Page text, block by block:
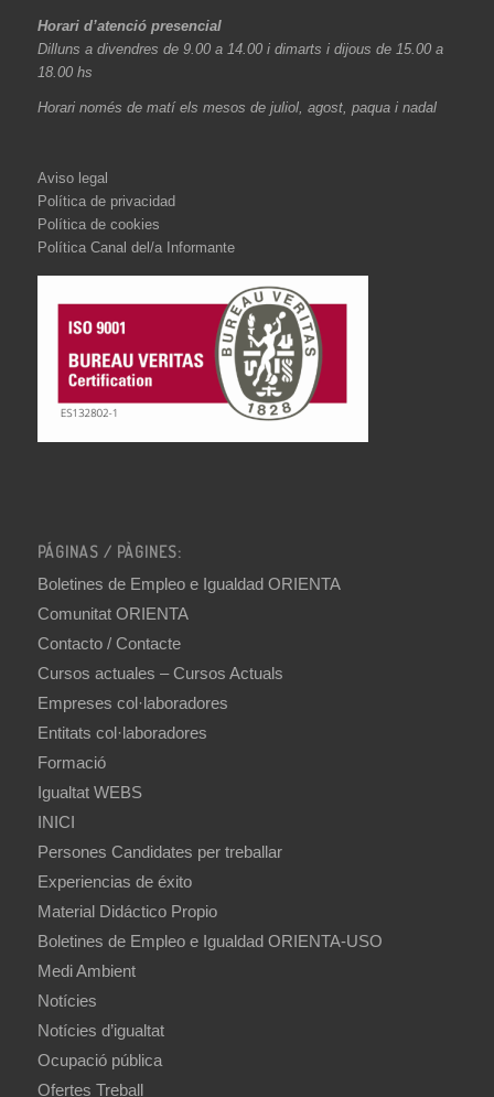
Horari d’atenció presencial
Dilluns a divendres de 9.00 a 14.00 i dimarts i dijous de 15.00 a
18.00 hs
Horari només de matí els mesos de juliol, agost, paqua i nadal
Aviso legal
Política de privacidad
Política de cookies
Política Canal del/a Informante
PÁGINAS / PÀGINES:
Boletines de Empleo e Igualdad ORIENTA
Comunitat ORIENTA
Contacto / Contacte
Cursos actuales – Cursos Actuals
Empreses col·laboradores
Entitats col·laboradores
Formació
Igualtat WEBS
INICI
Persones Candidates per treballar
Experiencias de éxito
Material Didáctico Propio
Boletines de Empleo e Igualdad ORIENTA-USO
Medi Ambient
Notícies
Notícies d’igualtat
Ocupació pública
Ofertes Treball